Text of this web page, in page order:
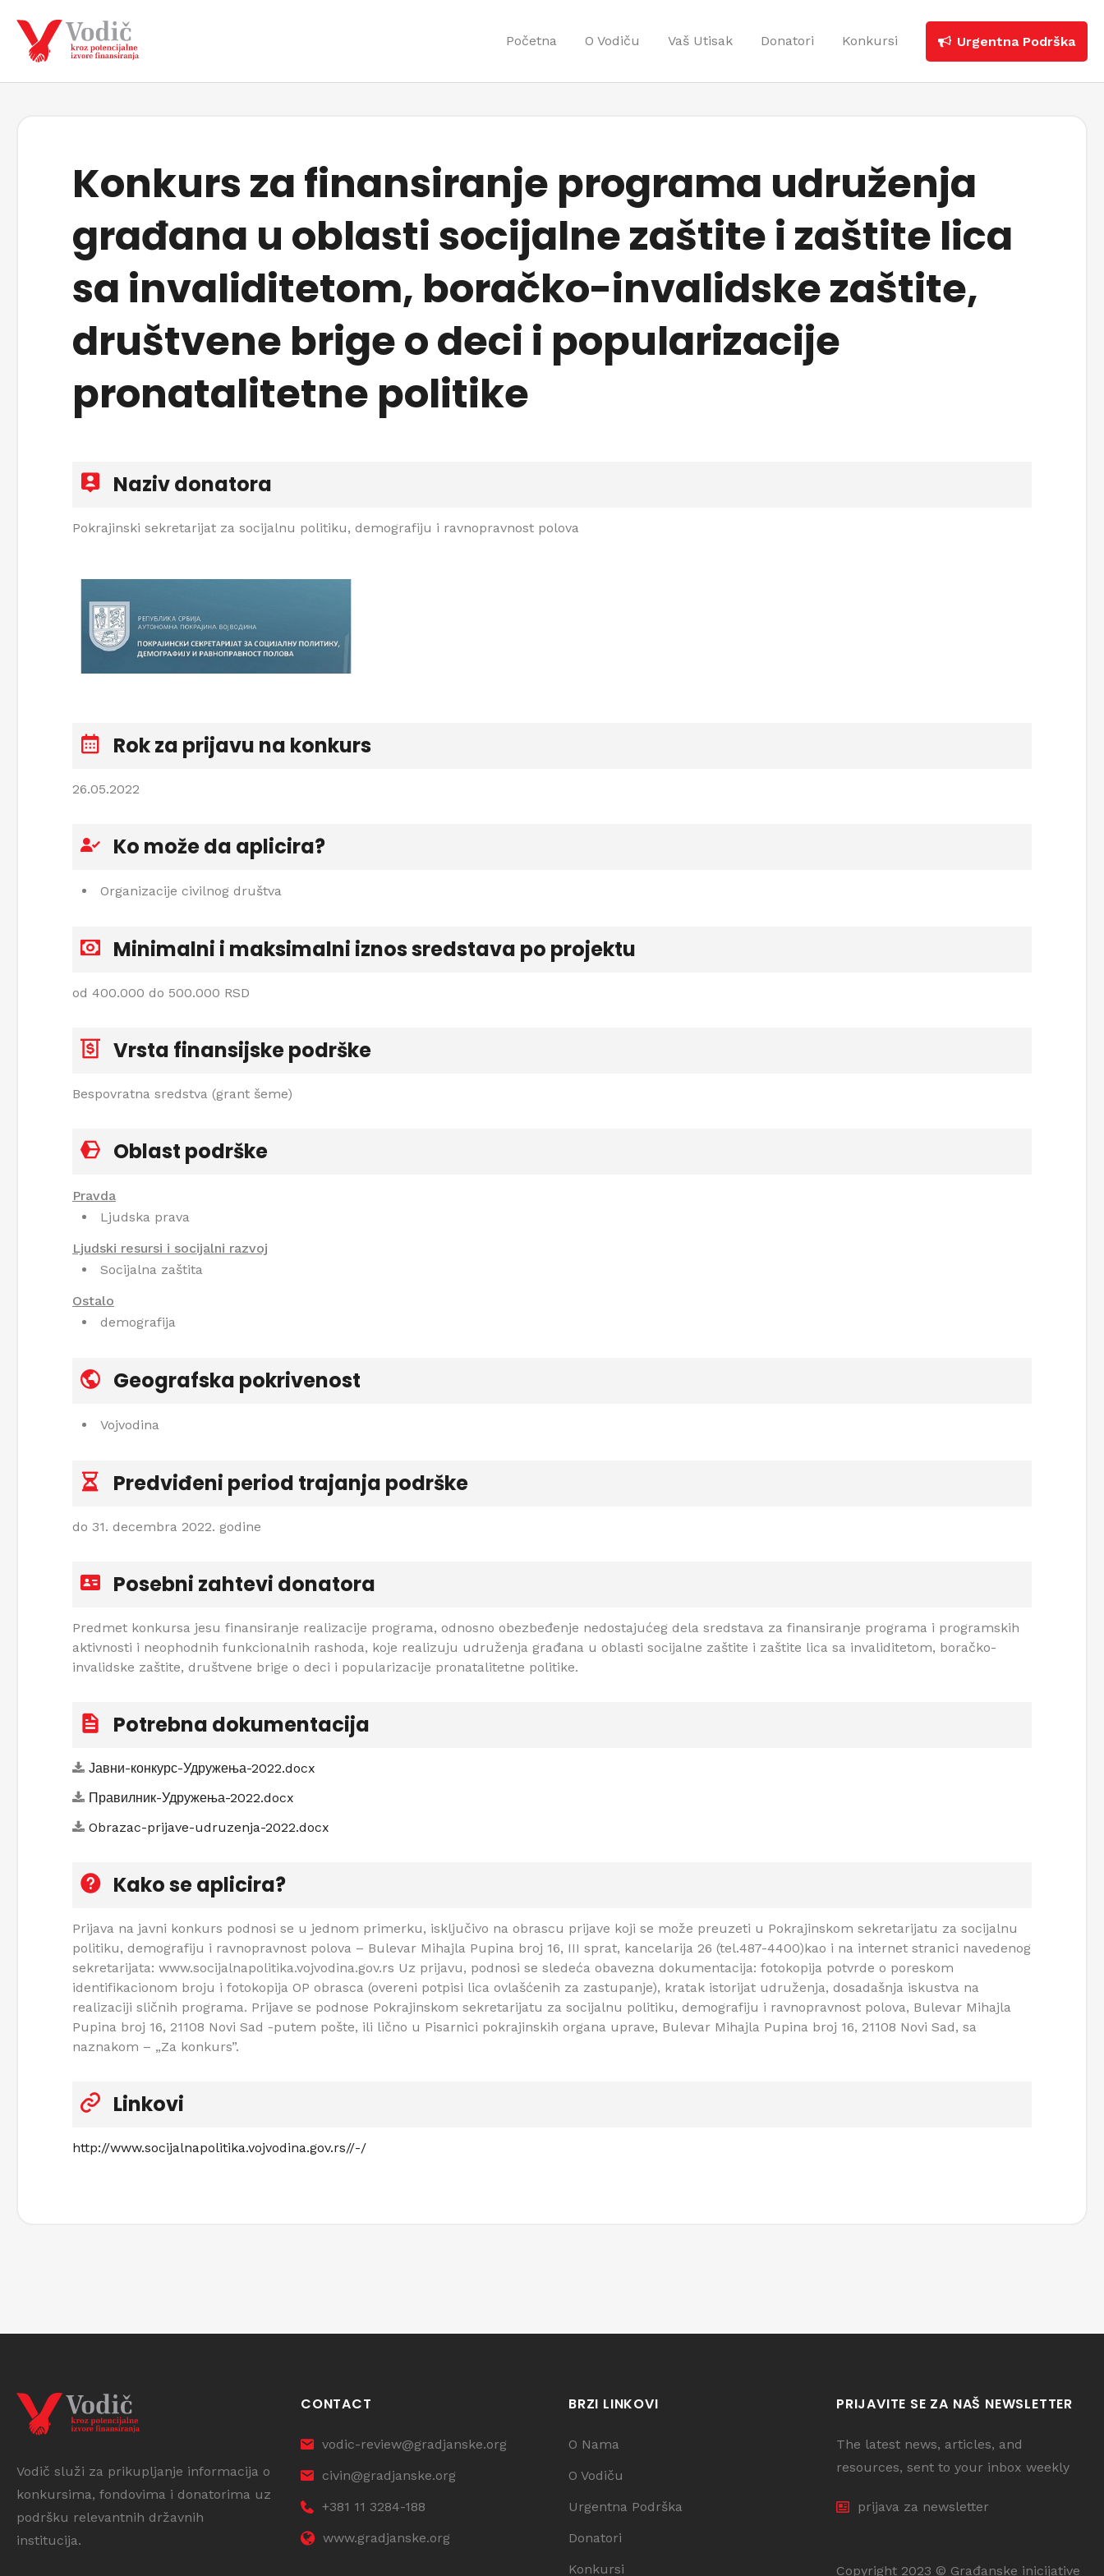
Početna O Vodiču Vaš Utisak Donatori Konkursi Urgentna Podrška
Konkurs za finansiranje programa udruženja
građana u oblasti socijalne zaštite i zaštite lica
sa invaliditetom, boračko-invalidske zaštite,
društvene brige o deci i popularizacije
pronatalitetne politike
Naziv donatora
Pokrajinski sekretarijat za socijalnu politiku, demografiju i ravnopravnost polova
Rok za prijavu na konkurs
26.05.2022
Ko može da aplicira?
Organizacije civilnog društva
Minimalni i maksimalni iznos sredstava po projektu
od 400.000 do 500.000 RSD
Vrsta finansijske podrške
Bespovratna sredstva (grant šeme)
Oblast podrške
Pravda
Ljudska prava
Ljudski resursi i socijalni razvoj
Socijalna zaštita
Ostalo
demografija
Geografska pokrivenost
Vojvodina
Predviđeni period trajanja podrške
do 31. decembra 2022. godine
Posebni zahtevi donatora
Predmet konkursa jesu finansiranje realizacije programa, odnosno obezbeđenje nedostajućeg dela sredstava za finansiranje programa i programskih
aktivnosti i neophodnih funkcionalnih rashoda, koje realizuju udruženja građana u oblasti socijalne zaštite i zaštite lica sa invaliditetom, boračko-
invalidske zaštite, društvene brige o deci i popularizacije pronatalitetne politike.
Potrebna dokumentacija
Јавни-конкурс-Удружења-2022.docx
Правилник-Удружења-2022.docx
Obrazac-prijave-udruzenja-2022.docx
Kako se aplicira?
Prijava na javni konkurs podnosi se u jednom primerku, isključivo na obrascu prijave koji se može preuzeti u Pokrajinskom sekretarijatu za socijalnu
politiku, demografiju i ravnopravnost polova – Bulevar Mihajla Pupina broj 16, III sprat, kancelarija 26 (tel.487-4400)kao i na internet stranici navedenog
sekretarijata: www.socijalnapolitika.vojvodina.gov.rs Uz prijavu, podnosi se sledeća obavezna dokumentacija: fotokopija potvrde o poreskom
identifikacionom broju i fotokopija OP obrasca (overeni potpisi lica ovlašćenih za zastupanje), kratak istorijat udruženja, dosadašnja iskustva na
realizaciji sličnih programa. Prijave se podnose Pokrajinskom sekretarijatu za socijalnu politiku, demografiju i ravnopravnost polova, Bulevar Mihajla
Pupina broj 16, 21108 Novi Sad -putem pošte, ili lično u Pisarnici pokrajinskih organa uprave, Bulevar Mihajla Pupina broj 16, 21108 Novi Sad, sa
naznakom – „Za konkurs”.
Linkovi
http://www.socijalnapolitika.vojvodina.gov.rs//-/
Vodič služi za prikupljanje informacija o
konkursima, fondovima i donatorima uz
podršku relevantnih državnih
institucija.
CONTACT
vodic-review@gradjanske.org
civin@gradjanske.org
+381 11 3284-188
www.gradjanske.org
BRZI LINKOVI
O Nama
O Vodiču
Urgentna Podrška
Donatori
Konkursi
PRIJAVITE SE ZA NAŠ NEWSLETTER
The latest news, articles, and
resources, sent to your inbox weekly
prijava za newsletter
Copyright 2023 © Građanske inicijative